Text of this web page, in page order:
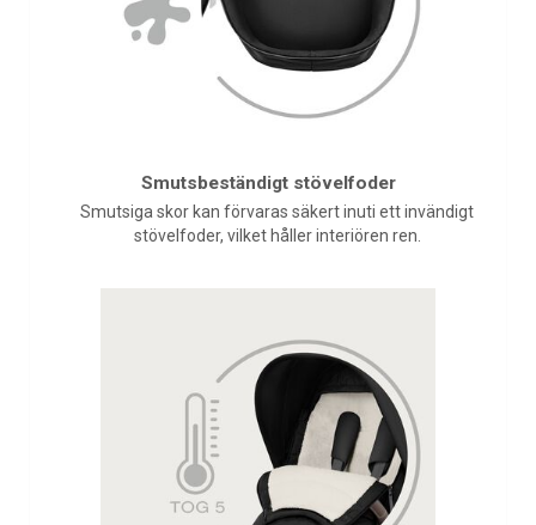
Smutsbeständigt stövelfoder
Smutsiga skor kan förvaras säkert inuti ett invändigt
stövelfoder, vilket håller interiören ren.